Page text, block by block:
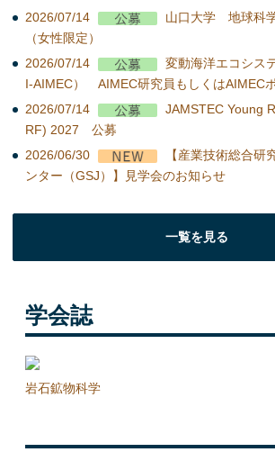
2026/07/14
山口大学 地球科
（女性限定）
2026/07/14
変動海洋エコシス
I-AIMEC） AIMEC研究員もしくはAIMEC
2026/07/14
JAMSTEC Young
RF) 2027 公募
2026/06/30
【産業技術総合研
ンター（GSJ）】見学会のお知らせ
一覧を見る
学会誌
岩石鉱物科学